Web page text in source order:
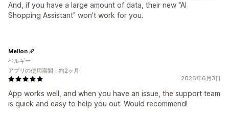
And, if you have a large amount of data, their new "AI
Shopping Assistant" won't work for you.
2026年6月3日
App works well, and when you have an issue, the support team
is quick and easy to help you out. Would recommend!
Mellon
ベルギー
アプリの使用期間：約2ヶ月